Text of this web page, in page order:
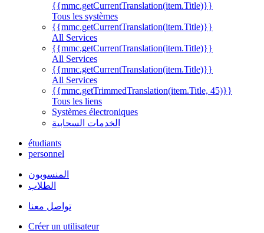
{{mmc.getCurrentTranslation(item.Title)}}
Tous les systèmes
{{mmc.getCurrentTranslation(item.Title)}}
All Services
{{mmc.getCurrentTranslation(item.Title)}}
All Services
{{mmc.getCurrentTranslation(item.Title)}}
All Services
{{mmc.getTrimmedTranslation(item.Title, 45)}}
Tous les liens
Systèmes électroniques
الخدمات السحابية
étudiants
personnel
المنسوبون
الطلاب
تواصل معنا
Créer un utilisateur